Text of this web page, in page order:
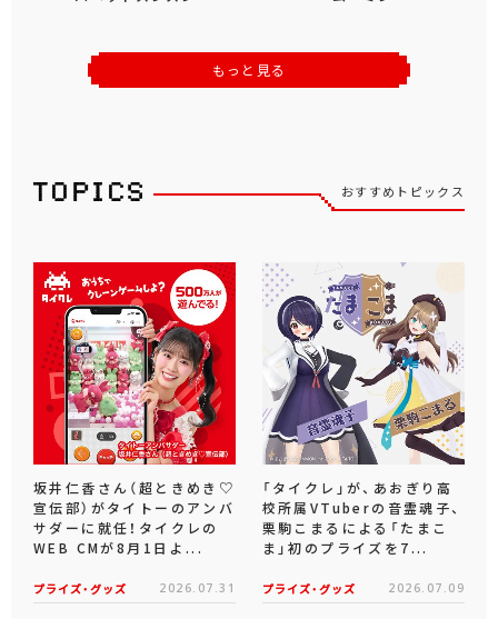
もっと見る
おすすめトピックス
坂井仁香さん（超ときめき♡
宣伝部）がタイトーのアンバ
サダーに就任！タイクレの
WEB CMが8月1日よ...
プライズ・グッズ 2026.07.31
「タイクレ」が、あおぎり高
校所属VTuberの音霊魂子、
栗駒こまるによる「たまこ
ま」初のプライズを7...
プライズ・グッズ 2026.07.09